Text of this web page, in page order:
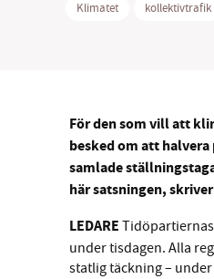
Klimatet kollektivtrafik
För den som vill att
besked om att
samlade
här satsningen,
LEDARE
under tisdagen. Alla
statlig täckning –